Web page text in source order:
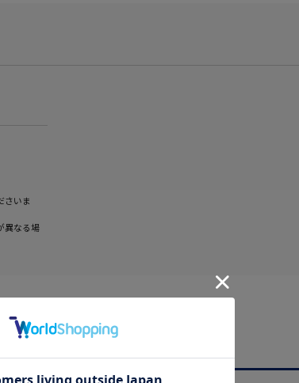
さいま
異なる場
商品を絞る